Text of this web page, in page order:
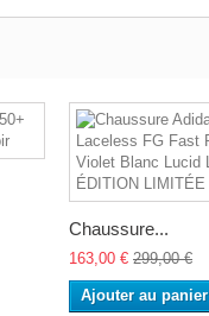
Chaussure...
163,00 € 299,00 €
Ajouter au panier